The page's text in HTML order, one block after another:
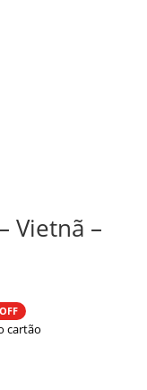
Vietnã –
cartão